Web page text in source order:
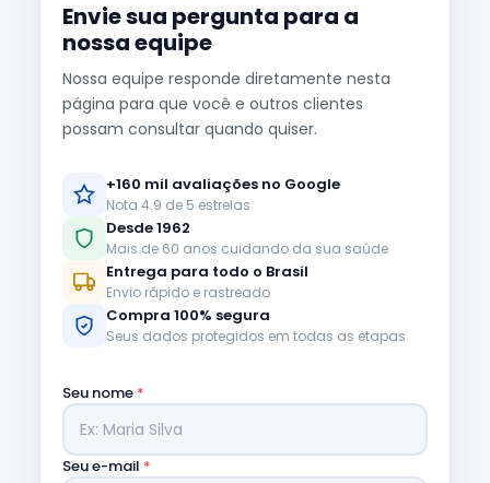
Envie sua pergunta para a
nossa equipe
Nossa equipe responde diretamente nesta
página para que você e outros clientes
possam consultar quando quiser.
+160 mil avaliações no Google
Nota 4.9 de 5 estrelas
Desde 1962
Mais de 60 anos cuidando da sua saúde
Entrega para todo o Brasil
Envio rápido e rastreado
Compra 100% segura
Seus dados protegidos em todas as etapas
Seu nome *
Seu e-mail *